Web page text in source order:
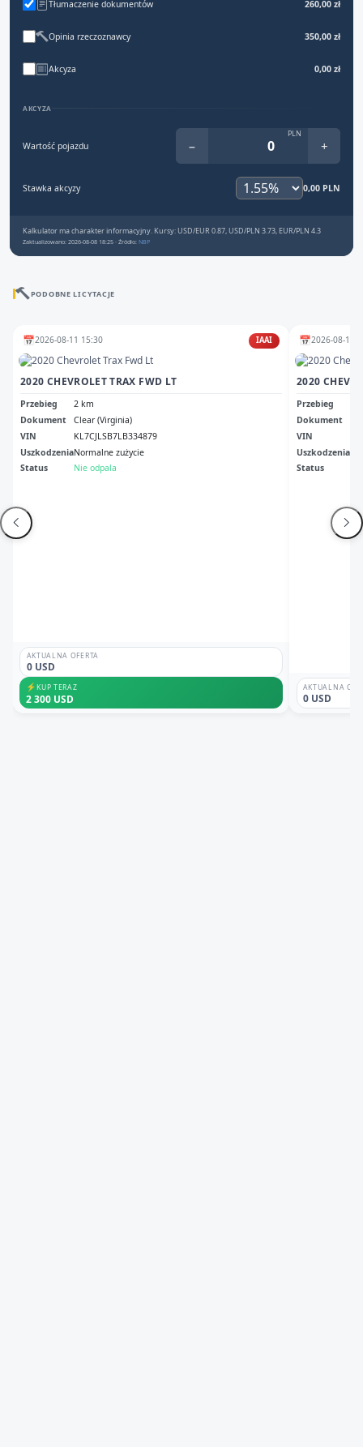
Tłumaczenie dokumentów 260,00 zł
Opinia rzeczoznawcy 350,00 zł
Akcyza 0,00 zł
AKCYZA
Wartość pojazdu −
PLN
+
Stawka akcyzy 0,00 PLN
Kalkulator ma charakter informacyjny. Kursy: USD/EUR 0.87, USD/PLN 3.73, EUR/PLN 4.3
Zaktualizowano: 2026-08-08 18:25 · Źródło: NBP
PODOBNE LICYTACJE
📅2026-08-11 15:30 IAAI
2020 CHEVROLET TRAX FWD LT
Przebieg
2 km
Dokument
Clear (Virginia)
VIN
KL7CJLSB7LB334879
UszkodzeniaNormalne zużycie
Status
Nie odpala
AKTUALNA OFERTA
0 USD
⚡KUP TERAZ
2 300 USD
📅2026-08-11
2020
Przebieg
Dokument
VIN
Uszkodzenia
Status
AKTUALNA
0 USD